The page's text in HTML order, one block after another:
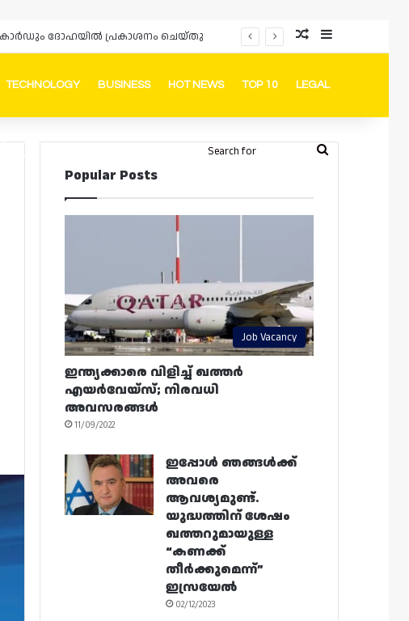
Random Article
Sidebar
TECHNOLOGY BUSINESS HOT NEWS TOP 10 LEGAL
FacebookInstagram
Telegram
Whatsapp Random Article
Switch skin
Search
Popular Posts
Job Vacancy
ഇന്ത്യക്കാരെ വിളിച്ച് ഖത്തർ
എയർവേയ്‌സ്; നിരവധി
അവസരങ്ങൾ
11/09/2022
ഇപ്പോൾ ഞങ്ങൾക്ക്
അവരെ
ആവശ്യമുണ്ട്.
യുദ്ധത്തിന് ശേഷം
ഖത്തറുമായുള്ള
“കണക്ക്
തീർക്കുമെന്ന്”
ഇസ്രയേൽ
02/12/2023